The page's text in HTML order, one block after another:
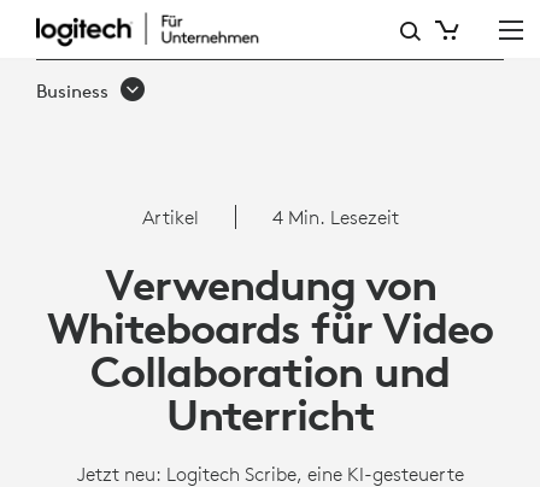
SCRIBE
ÜBERSICHT
BUSINESS
Business
Artikel 4 Min. Lesezeit
Verwendung von
Whiteboards für Video
Collaboration und
Unterricht
Jetzt neu: Logitech Scribe, eine KI-gesteuerte